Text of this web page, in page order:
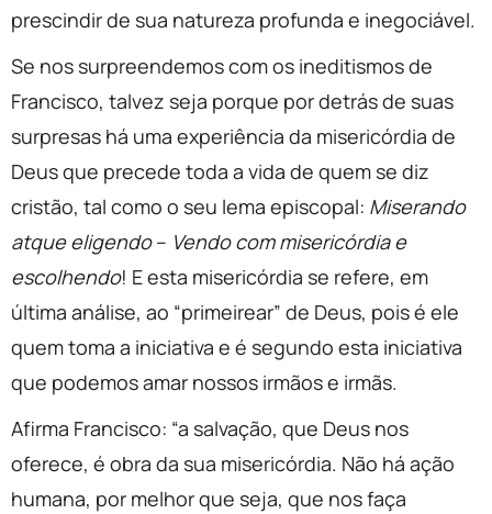
prescindir de sua natureza profunda e inegociável.
Se nos surpreendemos com os ineditismos de
Francisco, talvez seja porque por detrás de suas
surpresas há uma experiência da misericórdia de
Deus que precede toda a vida de quem se diz
cristão, tal como o seu lema episcopal: Miserando
atque eligendo– Vendo com misericórdia e
escolhendo! E esta misericórdia se refere, em
última análise, ao “primeirear” de Deus, pois é ele
quem toma a iniciativa e é segundo esta iniciativa
que podemos amar nossos irmãos e irmãs.
Afirma Francisco: “a salvação, que Deus nos
oferece, é obra da sua misericórdia. Não há ação
humana, por melhor que seja, que nos faça